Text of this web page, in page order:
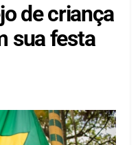
de criança
sua festa